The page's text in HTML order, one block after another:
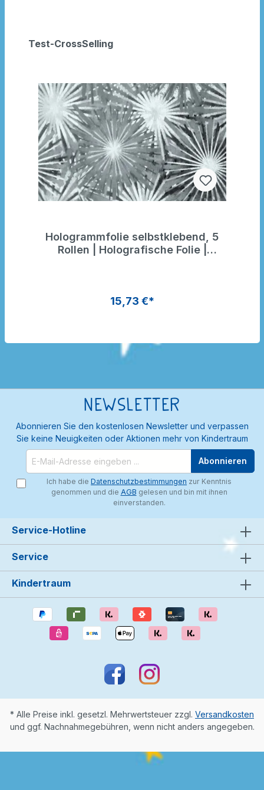
Test-CrossSelling
Hologrammfolie selbstklebend, 5
Rollen | Holografische Folie |
15,73 €*
Newsletter
Abonnieren Sie den kostenlosen Newsletter und verpassen
Sie keine Neuigkeiten oder Aktionen mehr von Kindertraum
Abonnieren
Ich habe die Datenschutzbestimmungen zur Kenntnis
genommen und die AGB gelesen und bin mit ihnen
einverstanden.
Service-Hotline
Service
Kindertraum
* Alle Preise inkl. gesetzl. Mehrwertsteuer zzgl. Versandkosten
und ggf. Nachnahmegebühren, wenn nicht anders angegeben.